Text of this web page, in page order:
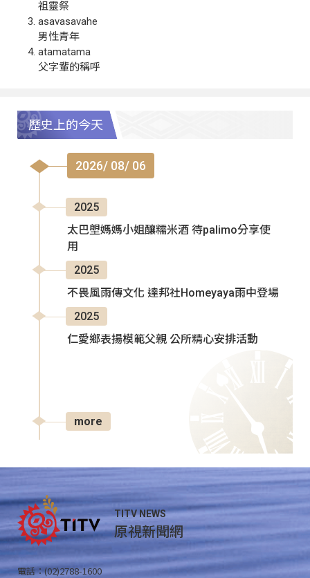
祖靈祭
asavasavahe
男性青年
atamatama
父字輩的稱呼
歷史上的今天
2026/ 08/ 06
2025
太巴塱媽媽小姐釀糯米酒 待palimo分享使
用
2025
不畏風雨傳文化 達邦社Homeyaya雨中登場
2025
仁愛鄉表揚模範父親 公所精心安排活動
more
TITV NEWS
原視新聞網
電話：(02)2788-1600